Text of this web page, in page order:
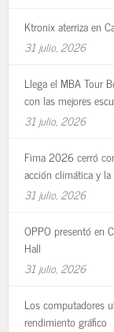
Ktronix aterriza en
31 julio, 2026
Llega el MBA Tour
con las mejores
31 julio, 2026
Fima 2026 cerró
acción climática y
31 julio, 2026
OPPO presentó en
Hall
31 julio, 2026
Los computadores
rendimiento gráfico